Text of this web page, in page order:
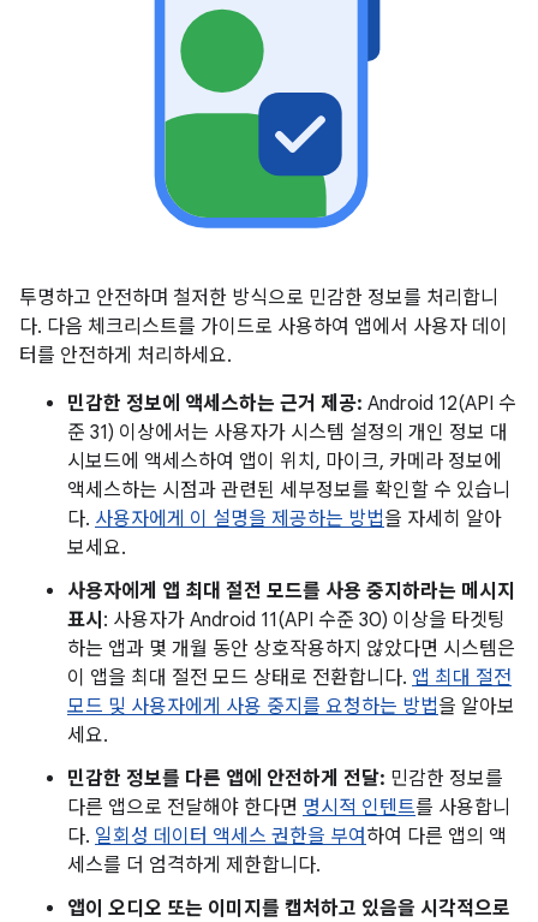
투명하고 안전하며 철저한 방식으로 민감한 정보를 처리합니
다. 다음 체크리스트를 가이드로 사용하여 앱에서 사용자 데이
터를 안전하게 처리하세요.
민감한 정보에 액세스하는 근거 제공: Android 12(API 수
준 31) 이상에서는 사용자가 시스템 설정의 개인 정보 대
시보드에 액세스하여 앱이 위치, 마이크, 카메라 정보에
액세스하는 시점과 관련된 세부정보를 확인할 수 있습니
다. 사용자에게 이 설명을 제공하는 방법을 자세히 알아
보세요.
사용자에게 앱 최대 절전 모드를 사용 중지하라는 메시지
표시 : 사용자가 Android 11(API 수준 30) 이상을 타겟팅
하는 앱과 몇 개월 동안 상호작용하지 않았다면 시스템은
이 앱을 최대 절전 모드 상태로 전환합니다. 앱 최대 절전
모드 및 사용자에게 사용 중지를 요청하는 방법을 알아보
세요.
민감한 정보를 다른 앱에 안전하게 전달: 민감한 정보를
다른 앱으로 전달해야 한다면 명시적 인텐트를 사용합니
다. 일회성 데이터 액세스 권한을 부여 하여 다른 앱의 액
세스를 더 엄격하게 제한합니다.
앱이 오디오 또는 이미지를 캡처하고 있음을 시각적으로